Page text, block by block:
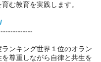
む教育を実践します。
ランキング世界１位のオラン
尊重しながら自律と共生を